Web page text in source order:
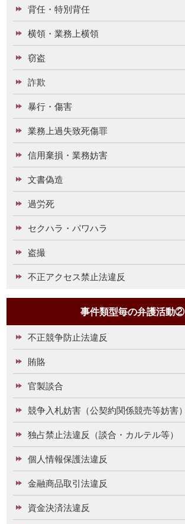
背任・特別背任
横領・業務上横領
窃盗
詐欺
暴行・傷害
業務上過失致死傷罪
信用棄損・業務妨害
文書偽造
過労死
セクハラ・パワハラ
盗撮
不正アクセス禁止法違反
事件類型毎の弁護活動②
不正競争防止法違反
賄賂
官製談合
競争入札妨害（公契約関係競売等妨害）
独占禁止法違反（談合・カルテル等）
個人情報保護法違反
金融商品取引法違反
資金決済法違反